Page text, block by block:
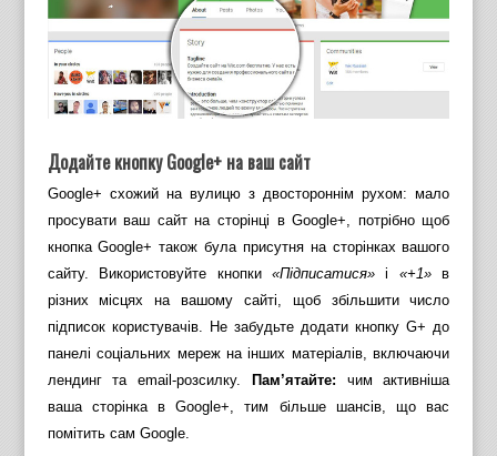
Додайте кнопку Google+ на ваш сайт
Google+ схожий на вулицю з двостороннім рухом: мало
просувати ваш сайт на сторінці в Google+, потрібно щоб
кнопка Google+ також була присутня на сторінках вашого
сайту. Використовуйте кнопки «Підписатися» і «+1»в
різних місцях на вашому сайті, щоб збільшити число
підписок користувачів. Не забудьте додати кнопку G+ до
панелі соціальних мереж на інших матеріалів, включаючи
лендинг та email-розсилку.
Пам’ятайте: чим активніша
ваша сторінка в Google+, тим більше шансів, що вас
помітить сам Google.